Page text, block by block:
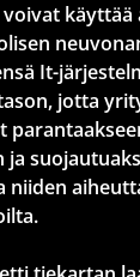
käyttää
It-
jotta
niiden